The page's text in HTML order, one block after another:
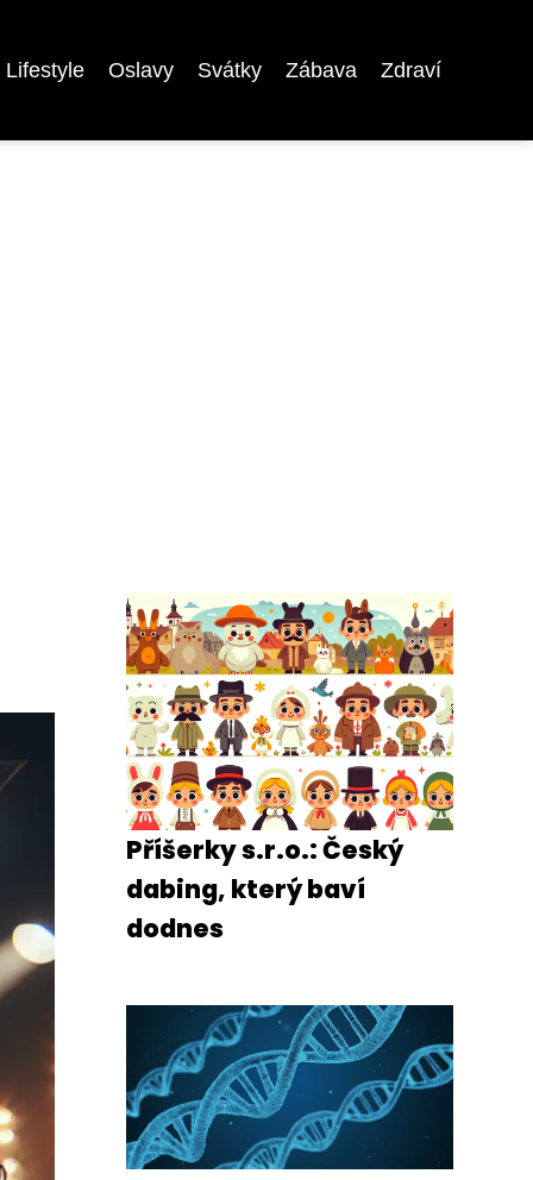
Lifestyle Oslavy Svátky Zábava Zdraví
Příšerky s.r.o.: Český
dabing, který baví
dodnes